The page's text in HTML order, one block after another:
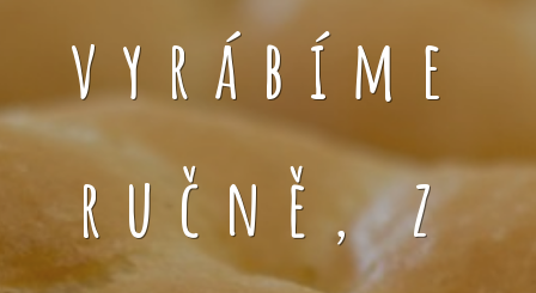
vyrábíme
ručně, z